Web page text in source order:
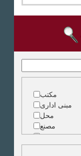
مكتب
مبنى ادارى
محل
مصنع
مخزن
ارض خدمات